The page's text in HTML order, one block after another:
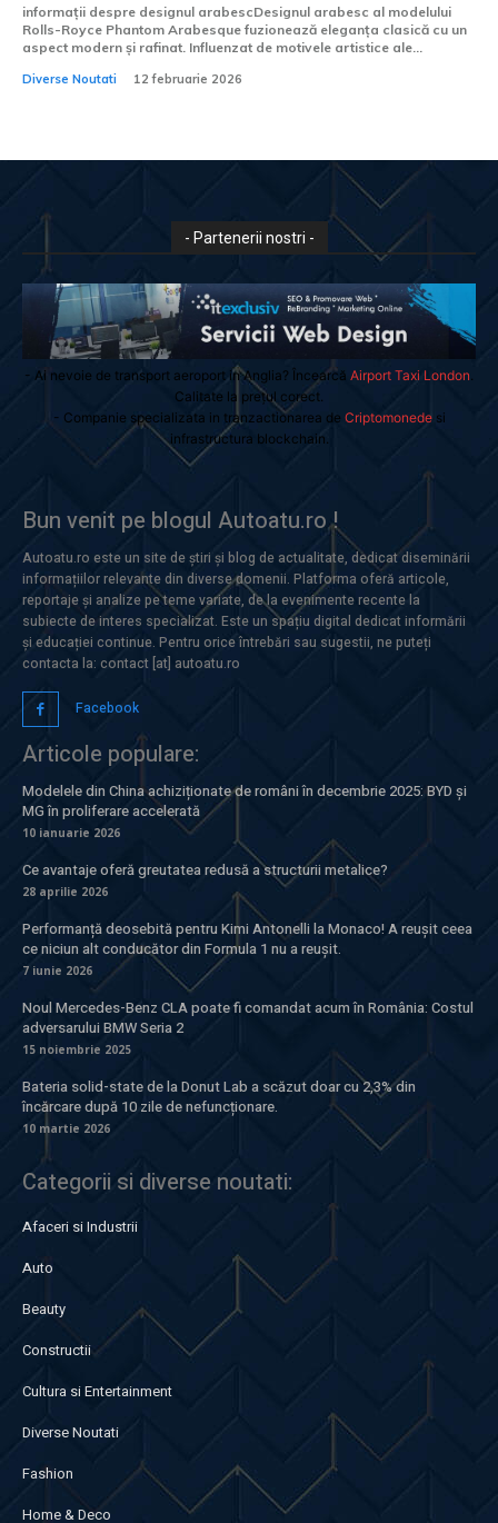
informații despre designul arabescDesignul arabesc al modelului
Rolls-Royce Phantom Arabesque fuzionează eleganța clasică cu un
aspect modern și rafinat. Influenzat de motivele artistice ale...
Diverse Noutati 12 februarie 2026
- Partenerii nostri -
- Ai nevoie de transport aeroport in Anglia? Încearcă Airport Taxi London
Calitate la prețul corect.
- Companie specializata in tranzactionarea de Criptomonedesi
infrastructura blockchain.
Bun venit pe blogul Autoatu.ro !
Autoatu.ro este un site de știri și blog de actualitate, dedicat diseminării
informațiilor relevante din diverse domenii. Platforma oferă articole,
reportaje și analize pe teme variate, de la evenimente recente la
subiecte de interes specializat. Este un spațiu digital dedicat informării
și educației continue. Pentru orice întrebări sau sugestii, ne puteți
contacta la: contact [at] autoatu.ro
Facebook
Articole populare:
Modelele din China achiziționate de români în decembrie 2025: BYD și
MG în proliferare accelerată
10 ianuarie 2026
Ce avantaje oferă greutatea redusă a structurii metalice?
28 aprilie 2026
Performanță deosebită pentru Kimi Antonelli la Monaco! A reușit ceea
ce niciun alt conducător din Formula 1 nu a reușit.
7 iunie 2026
Noul Mercedes-Benz CLA poate fi comandat acum în România: Costul
adversarului BMW Seria 2
15 noiembrie 2025
Bateria solid-state de la Donut Lab a scăzut doar cu 2,3% din
încărcare după 10 zile de nefuncționare.
10 martie 2026
Categorii si diverse noutati:
Afaceri si Industrii
Auto
Beauty
Constructii
Cultura si Entertainment
Diverse Noutati
Fashion
Home & Deco